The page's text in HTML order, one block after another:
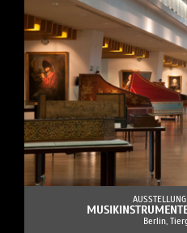
Berlin,